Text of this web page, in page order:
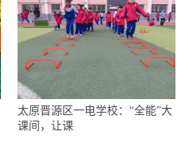
太原晋源区一电学校：“全能”大
课间，让课